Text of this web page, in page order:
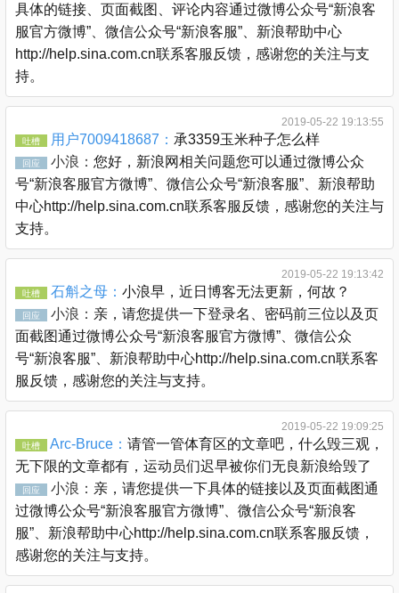
具体的链接、页面截图、评论内容通过微博公众号“新浪客
服官方微博”、微信公众号“新浪客服”、新浪帮助中心
http://help.sina.com.cn联系客服反馈，感谢您的关注与支
持。
2019-05-22 19:13:55
吐槽 用户7009418687： 承3359玉米种子怎么样
回应 小浪： 您好，新浪网相关问题您可以通过微博公众
号“新浪客服官方微博”、微信公众号“新浪客服”、新浪帮助
中心http://help.sina.com.cn联系客服反馈，感谢您的关注与
支持。
2019-05-22 19:13:42
吐槽 石斛之母： 小浪早，近日博客无法更新，何故？
回应 小浪： 亲，请您提供一下登录名、密码前三位以及页
面截图通过微博公众号“新浪客服官方微博”、微信公众
号“新浪客服”、新浪帮助中心http://help.sina.com.cn联系客
服反馈，感谢您的关注与支持。
2019-05-22 19:09:25
吐槽 Arc-Bruce： 请管一管体育区的文章吧，什么毁三观，
无下限的文章都有，运动员们迟早被你们无良新浪给毁了
回应 小浪： 亲，请您提供一下具体的链接以及页面截图通
过微博公众号“新浪客服官方微博”、微信公众号“新浪客
服”、新浪帮助中心http://help.sina.com.cn联系客服反馈，
感谢您的关注与支持。